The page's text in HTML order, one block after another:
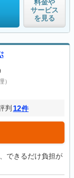
料金や
サービス
を見る
）
判 12件
できるだけ負担が